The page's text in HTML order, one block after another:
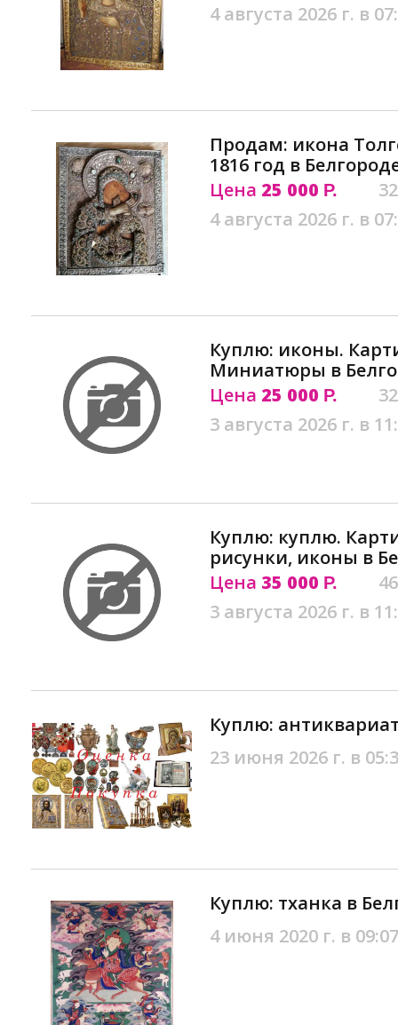
4 августа 2026 г. в
Продам: икона
1816 год в
Цена 25 000 Р.
4 августа 2026 г. в
Куплю: иконы.
Миниатюры в
Цена 25 000 Р.
3 августа 2026 г. в
Куплю: куплю.
рисунки, иконы в
Цена 35 000 Р.
3 августа 2026 г. в
Куплю:
23 июня 2026 г. в
Куплю: тханка в
4 июня 2020 г. в 09:07